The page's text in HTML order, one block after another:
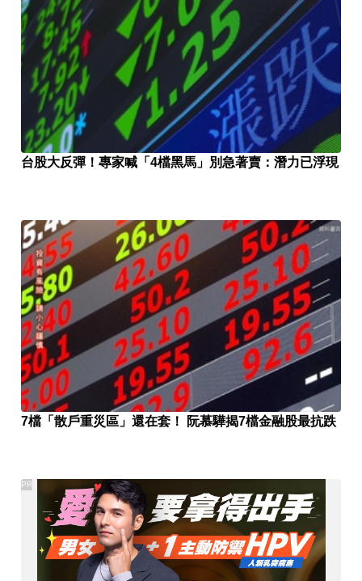
台股大反彈！專家喊「4檔黑馬」別急著賣：潛力已浮現
7檔「散戶重災區」還在套！ 阮慕驊揭7檔金融股最抗跌
PR